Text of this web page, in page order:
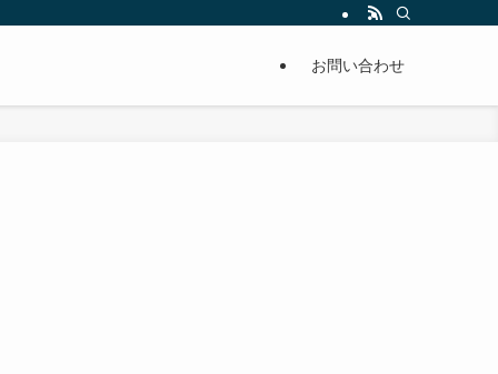
痩せることが出来るように分かりやすくまとめています。
お問い合わせ